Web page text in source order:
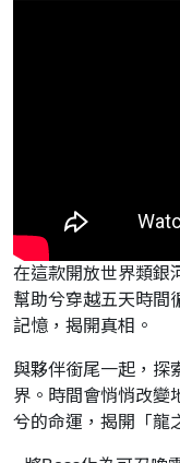
在這款開放世界類銀
幫助兮穿越五天時間
記憶，揭開真相。
與夥伴銜尾一起，探
界。時間會悄悄改變
兮的命運，揭開「龍